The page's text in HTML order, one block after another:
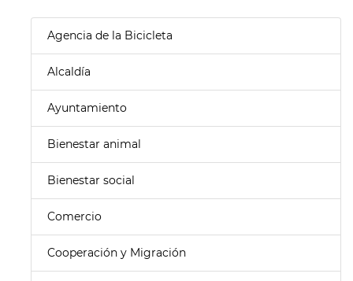
Agencia de la Bicicleta
Alcaldía
Ayuntamiento
Bienestar animal
Bienestar social
Comercio
Cooperación y Migración